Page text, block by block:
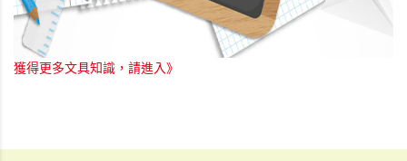
獲得更多文具知識，請進入》